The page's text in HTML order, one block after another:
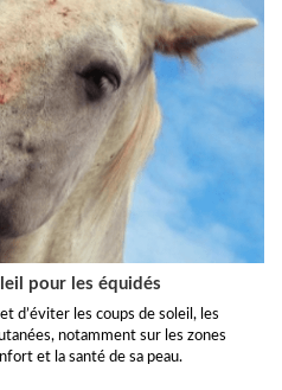
pour les équidés
d’éviter les coups de soleil, les
notamment sur les zones
et la santé de sa peau.